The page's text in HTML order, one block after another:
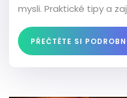
mysli. Praktické tipy a
PŘEČTĚTE SI